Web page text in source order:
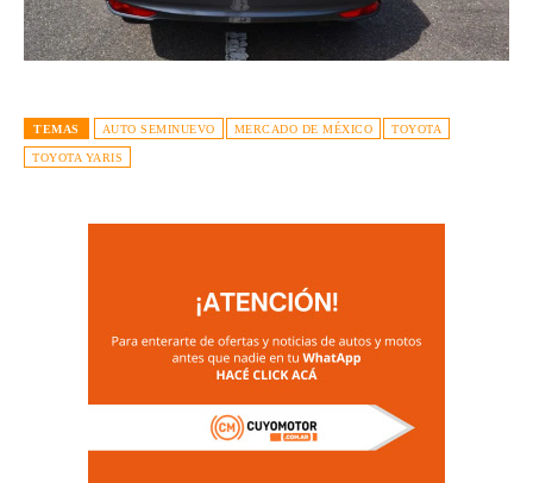
TEMAS AUTO SEMINUEVO MERCADO DE MÉXICO TOYOTA
TOYOTA YARIS